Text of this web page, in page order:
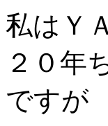
私はＹ
２０年
ですが